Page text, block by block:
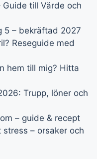
Guide till Värde och
5 – bekräftad 2027
Reseguide med
hem till mig? Hitta
Trupp, löner och
– guide & recept
– orsaker och